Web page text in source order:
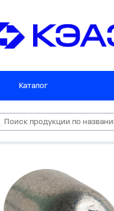
Каталог